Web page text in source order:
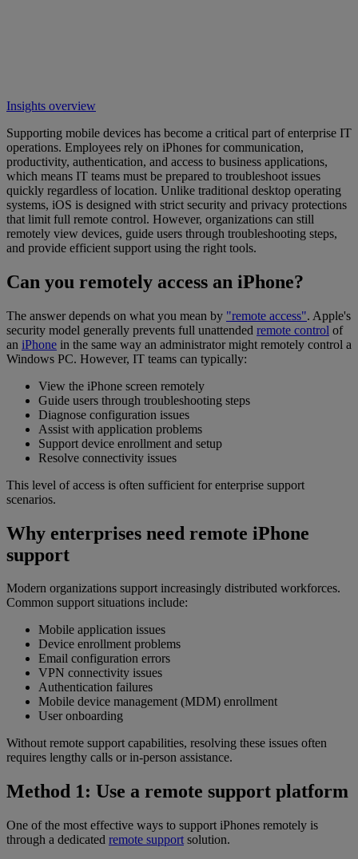
Insights overview
Supporting mobile devices has become a critical part of enterprise IT
operations. Employees rely on iPhones for communication,
productivity, authentication, and access to business applications,
which means IT teams must be prepared to troubleshoot issues
quickly regardless of location. Unlike traditional desktop operating
systems, iOS is designed with strict security and privacy protections
that limit full remote control. However, organizations can still
remotely view devices, guide users through troubleshooting steps,
and provide efficient support using the right tools.
Can you remotely access an iPhone?
The answer depends on what you mean by "remote access". Apple's
security model generally prevents full unattended remote control of
an iPhone in the same way an administrator might remotely control a
Windows PC. However, IT teams can typically:
View the iPhone screen remotely
Guide users through troubleshooting steps
Diagnose configuration issues
Assist with application problems
Support device enrollment and setup
Resolve connectivity issues
This level of access is often sufficient for enterprise support
scenarios.
Why enterprises need remote iPhone
support
Modern organizations support increasingly distributed workforces.
Common support situations include:
Mobile application issues
Device enrollment problems
Email configuration errors
VPN connectivity issues
Authentication failures
Mobile device management (MDM) enrollment
User onboarding
Without remote support capabilities, resolving these issues often
requires lengthy calls or in-person assistance.
Method 1: Use a remote support platform
One of the most effective ways to support iPhones remotely is
through a dedicated remote support solution.